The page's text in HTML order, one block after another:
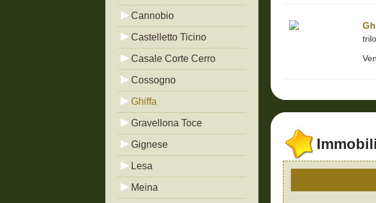
Cannobio
Castelletto Ticino
Casale Corte Cerro
Cossogno
Ghiffa
Gravellona Toce
Gignese
Lesa
Meina